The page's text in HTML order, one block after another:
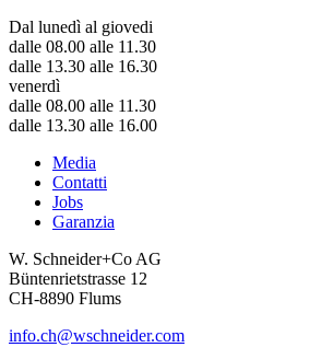
Dal lunedì al giovedi
dalle 08.00 alle 11.30
dalle 13.30 alle 16.30
venerdì
dalle 08.00 alle 11.30
dalle 13.30 alle 16.00
Media
Contatti
Jobs
Garanzia
W. Schneider+Co AG
Büntenrietstrasse 12
CH-8890 Flums
info.ch@wschneider.com